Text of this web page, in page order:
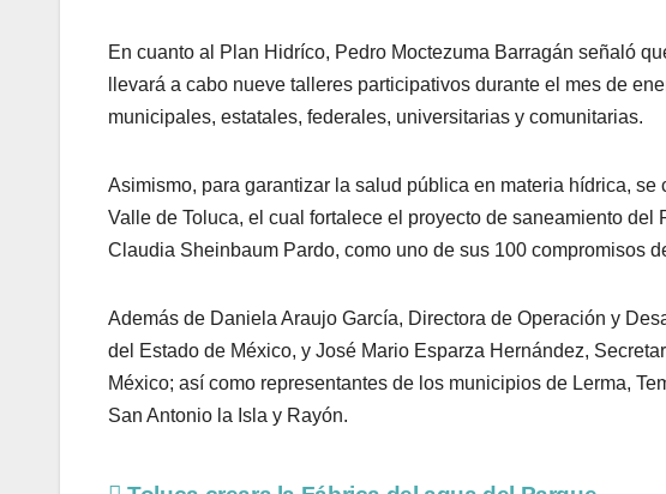
En cuanto al Plan Hidríco, Pedro Moctezuma Barragán señaló
llevará a cabo nueve talleres participativos durante el mes de
municipales, estatales, federales, universitarias y comunitarias.
Asimismo, para garantizar la salud pública en materia hídrica,
Valle de Toluca, el cual fortalece el proyecto de saneamiento
Claudia Sheinbaum Pardo, como uno de sus 100 compromisos
Además de Daniela Araujo García, Directora de Operación y
del Estado de México, y José Mario Esparza Hernández,
México; así como representantes de los municipios de Lerma,
San Antonio la Isla y Rayón.